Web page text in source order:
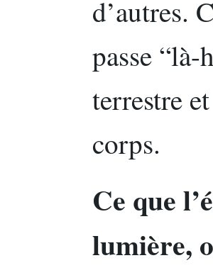
d’autres.
passe
terrestre
corps.
Ce que
lumière,